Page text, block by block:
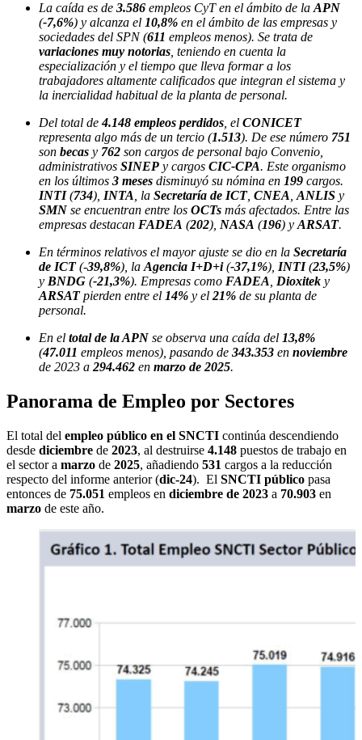
La caída es de 3.586 empleos CyT en el ámbito de la APN
(-7,6%) y alcanza el 10,8% en el ámbito de las empresas y
sociedades del SPN (611 empleos menos). Se trata de
variaciones muy notorias , teniendo en cuenta la
especialización y el tiempo que lleva formar a los
trabajadores altamente calificados que integran el sistema y
la inercialidad habitual de la planta de personal.
Del total de4.148 empleos perdidos , el CONICET
representa algo más de un tercio (1.513). De ese número 751
son becas y 762 son cargos de personal bajo Convenio,
administrativos SINEP y cargos CIC-CPA. Este organismo
en los últimos 3 meses disminuyó su nómina en 199 cargos.
INTI(734), INTA , la Secretaría de ICT, CNEA ANLIS y
SMN se encuentran entre los OCTs más afectados. Entre las
empresas destacan FADEA (202), NASA (196) y ARSAT.
En términos relativos el mayor ajuste se dio en la Secretaría
de ICT(-39,8%), la Agencia I+D+i(-37,1%), INTI(23,5%)
y BNDG (-21,3%). Empresas como FADEA Dioxitek y
ARSATpierden entre el 14% y el 21% de su planta de
personal.
En el total de la APN se observa una caída del 13,8%
(47.011 empleos menos), pasando de 343.353 en noviembre
de 2023 a 294.462 en marzo de 2025.
Panorama de Empleo por Sectores
El total del empleo público en el SNCTI continúa descendiendo
desde diciembre de 2023, al destruirse 4.148 puestos de trabajo en
el sector a marzo de 2025, añadiendo 531 cargos a la reducción
respecto del informe anterior (dic-24). El SNCTI público pasa
entonces de 75.051 empleos en diciembre de 2023 a 70.903 en
marzo de este año.